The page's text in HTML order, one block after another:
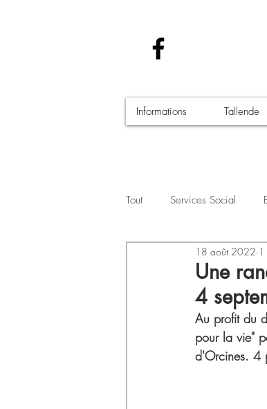
Informations Tallende
Tout Services Social
Santé - Covid-19
Une
4
18 août 2022
Au profit du
pour la vie"
d'Orcines. 4